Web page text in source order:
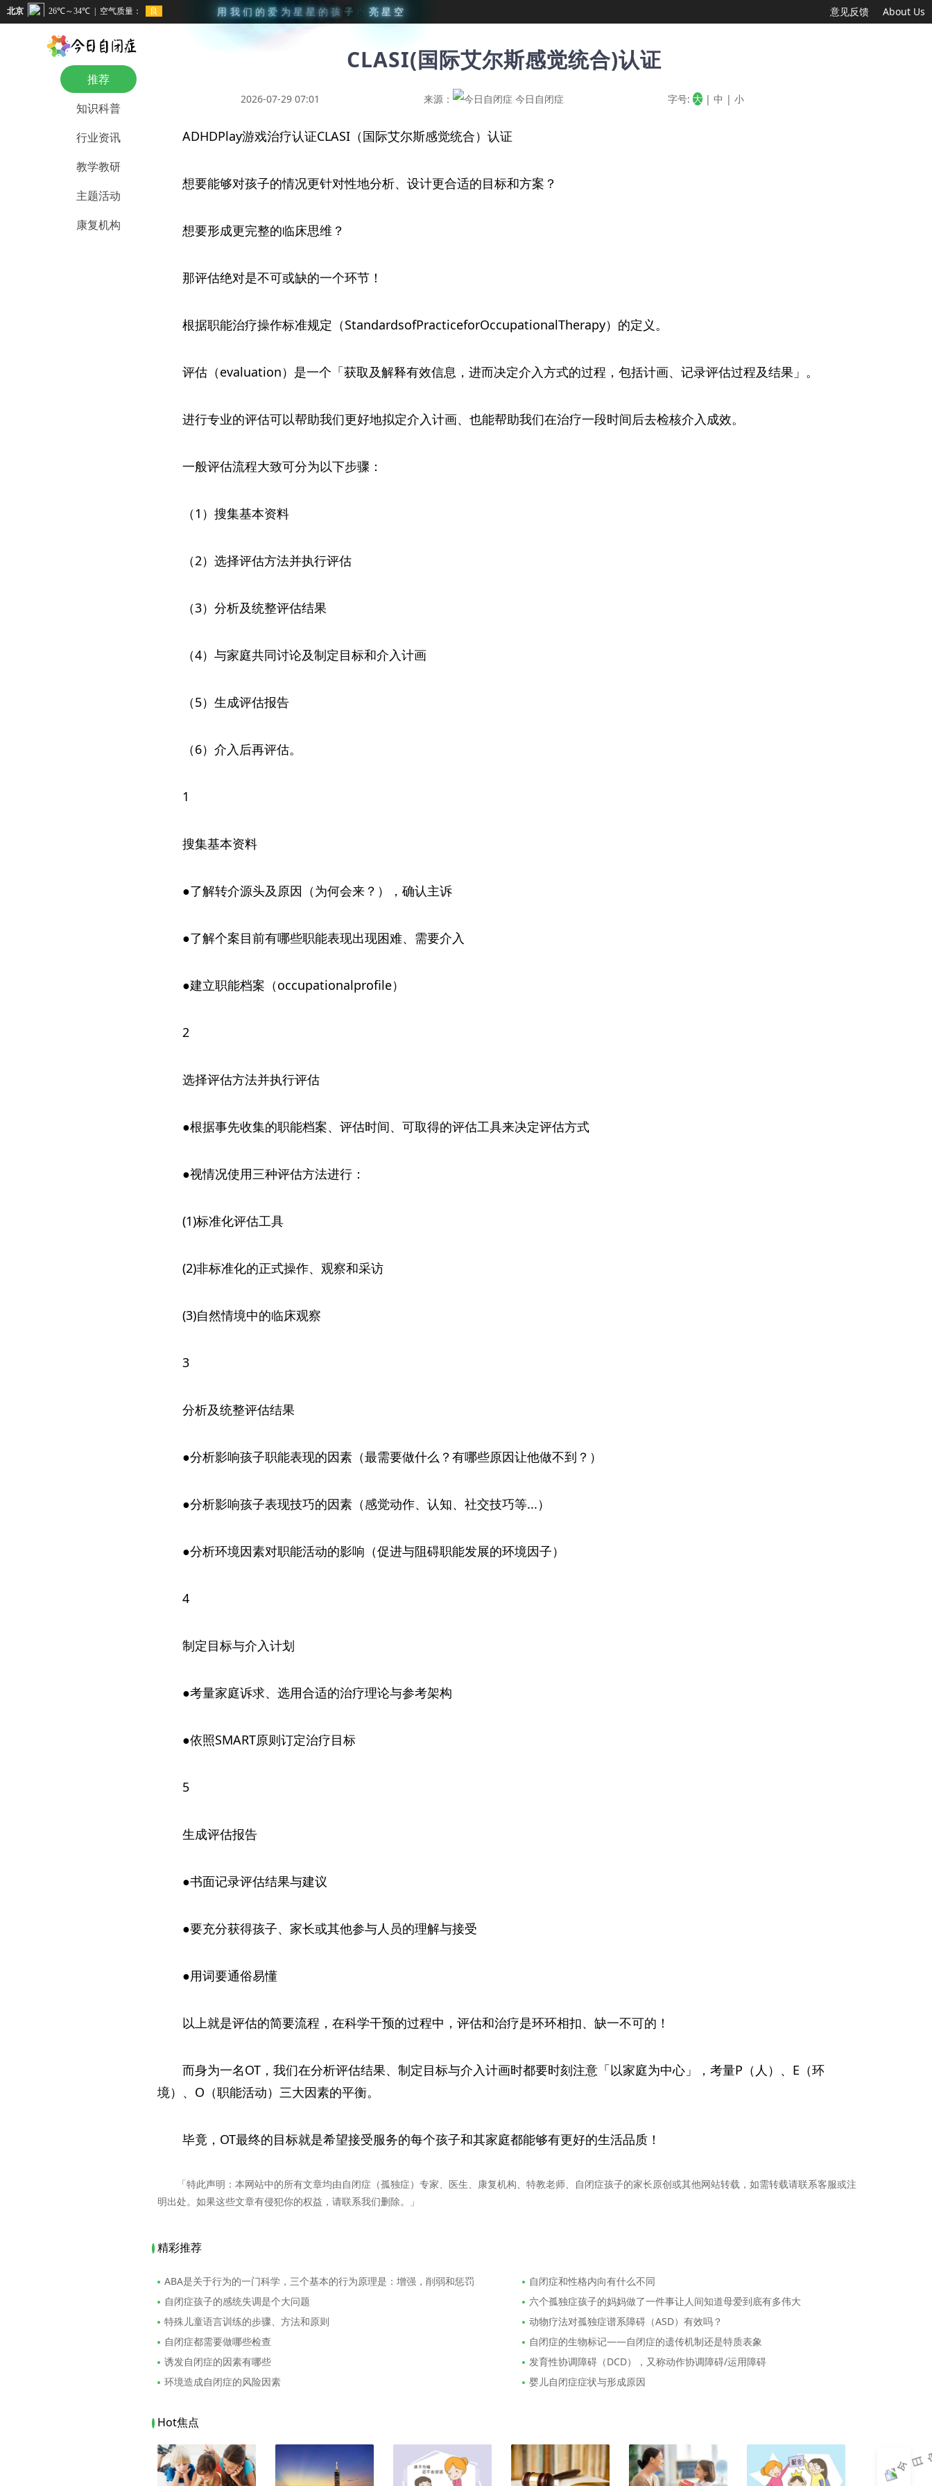
用 我 们 的 爱 为 星 星 的 孩 子 点 亮 星 空 意见反馈 About Us
推荐
知识科普
行业资讯
教学教研
主题活动
康复机构
CLASI(国际艾尔斯感觉统合)认证
2026-07-29 07:01 来源： 今日自闭症 字号: 大 | 中 | 小
ADHDPlay游戏治疗认证CLASI（国际艾尔斯感觉统合）认证
想要能够对孩子的情况更针对性地分析、设计更合适的目标和方案？
想要形成更完整的临床思维？
那评估绝对是不可或缺的一个环节！
根据职能治疗操作标准规定（StandardsofPracticeforOccupationalTherapy）的定义。
评估（evaluation）是一个「获取及解释有效信息，进而决定介入方式的过程，包括计画、记录评估过程及结果」。
进行专业的评估可以帮助我们更好地拟定介入计画、也能帮助我们在治疗一段时间后去检核介入成效。
一般评估流程大致可分为以下步骤：
（1）搜集基本资料
（2）选择评估方法并执行评估
（3）分析及统整评估结果
（4）与家庭共同讨论及制定目标和介入计画
（5）生成评估报告
（6）介入后再评估。
1
搜集基本资料
●了解转介源头及原因（为何会来？），确认主诉
●了解个案目前有哪些职能表现出现困难、需要介入
●建立职能档案（occupationalprofile）
2
选择评估方法并执行评估
●根据事先收集的职能档案、评估时间、可取得的评估工具来决定评估方式
●视情况使用三种评估方法进行：
(1)标准化评估工具
(2)非标准化的正式操作、观察和采访
(3)自然情境中的临床观察
3
分析及统整评估结果
●分析影响孩子职能表现的因素（最需要做什么？有哪些原因让他做不到？）
●分析影响孩子表现技巧的因素（感觉动作、认知、社交技巧等...）
●分析环境因素对职能活动的影响（促进与阻碍职能发展的环境因子）
4
制定目标与介入计划
●考量家庭诉求、选用合适的治疗理论与参考架构
●依照SMART原则订定治疗目标
5
生成评估报告
●书面记录评估结果与建议
●要充分获得孩子、家长或其他参与人员的理解与接受
●用词要通俗易懂
以上就是评估的简要流程，在科学干预的过程中，评估和治疗是环环相扣、缺一不可的！
而身为一名OT，我们在分析评估结果、制定目标与介入计画时都要时刻注意「以家庭为中心」，考量P（人）、E（环
境）、O（职能活动）三大因素的平衡。
毕竟，OT最终的目标就是希望接受服务的每个孩子和其家庭都能够有更好的生活品质！
「特此声明：本网站中的所有文章均由自闭症（孤独症）专家、医生、康复机构、特教老师、自闭症孩子的家长原创或其他网站转载，如需转载请联系客服或注
明出处。如果这些文章有侵犯你的权益，请联系我们删除。」
精彩推荐
ABA是关于行为的一门科学，三个基本的行为原理是：增强，削弱和惩罚
自闭症孩子的感统失调是个大问题
特殊儿童语言训练的步骤、方法和原则
自闭症都需要做哪些检查
诱发自闭症的因素有哪些
环境造成自闭症的风险因素
自闭症和性格内向有什么不同
六个孤独症孩子的妈妈做了一件事让人间知道母爱到底有多伟大
动物疗法对孤独症谱系障碍（ASD）有效吗？
自闭症的生物标记——自闭症的遗传机制还是特质表象
发育性协调障碍（DCD），又称动作协调障碍/运用障碍
婴儿自闭症症状与形成原因
Hot焦点